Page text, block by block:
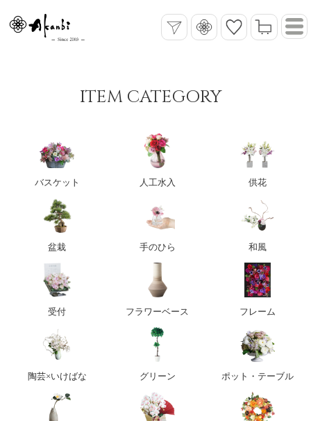
ITEM CATEGORY
バスケット 人工水入 供花
盆栽 手のひら 和風
受付 フラワーベース フレーム
陶芸×いけばな グリーン ポット・テーブル